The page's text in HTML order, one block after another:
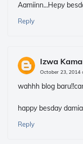
Aamiinn...Hepy
Reply
Izwa
October 23, 2014
wahhh blog
happy besday
Reply